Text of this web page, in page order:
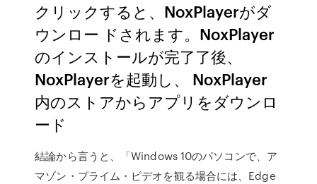
クリックすると、NoxPlayerがダ
ウンロー ドされます。NoxPlayer
のインストールが完了了後、
NoxPlayerを起動し、 NoxPlayer
内のストアからアプリをダウンロ
ード
結論から言うと、「Windows 10のパソコンで、ア
マゾン・プライム・ビデオを観る場合には、Edge